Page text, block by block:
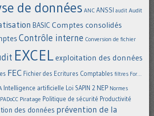
de données ANC ANSSI audit Audit
BASIC Comptes consolidés
Contrôle interne Conversion de fichier
EXCEL exploitation des données
FEC Fichier des Ecritures Comptables filtres For...
Intelligence artificielle Loi SAPIN 2 NEP Normes
PADoCC Piratage Politique de sécurité Productivité
des données prévention de la